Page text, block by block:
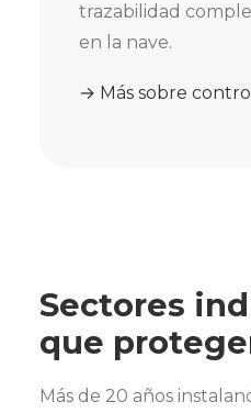
trazabilidad
en la nave.
→ Más sobre
Sectores
que
Más de 20 años